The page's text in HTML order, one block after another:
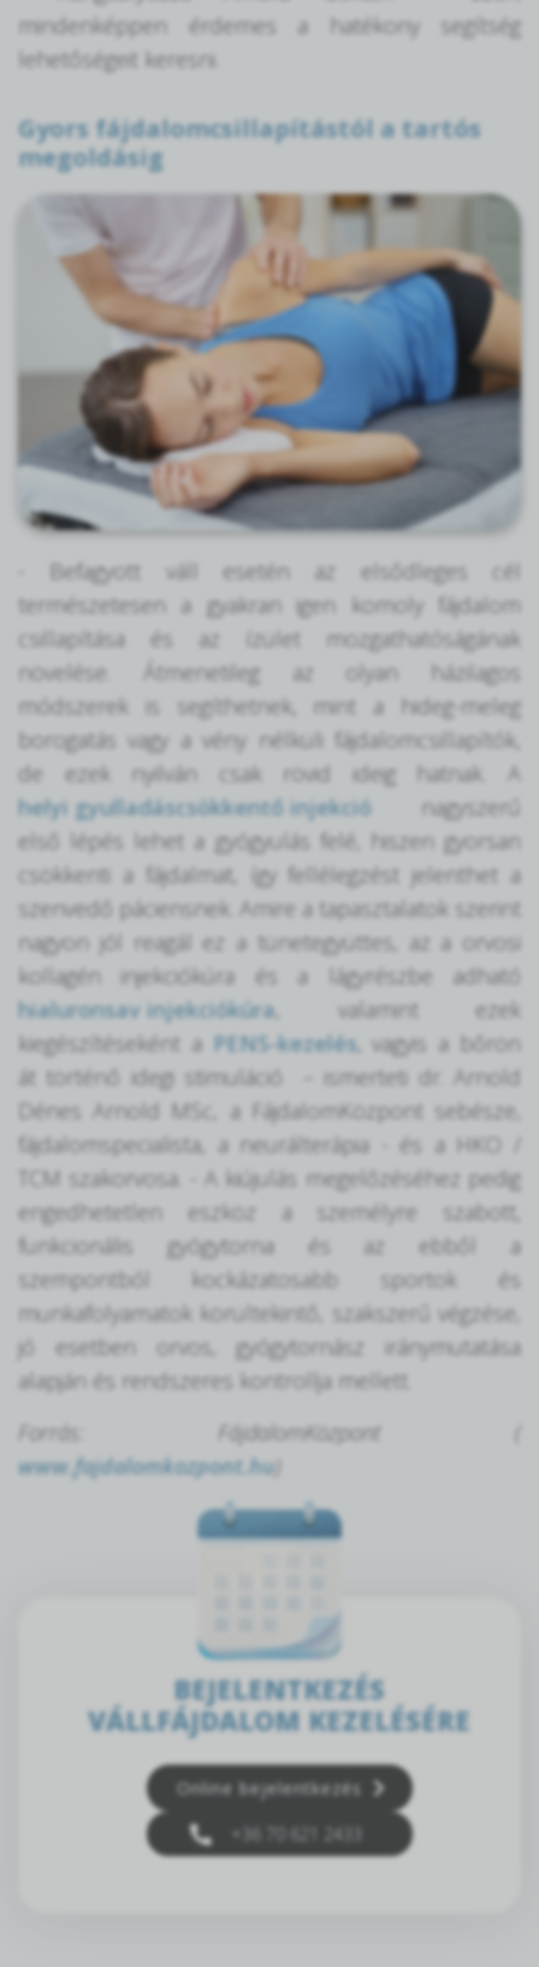
mindenképpen érdemes a hatékony segítség
lehetőségeit keresni.
Gyors fájdalomcsillapítástól a tartós
megoldásig
- Befagyott váll esetén az elsődleges cél
természetesen a gyakran igen komoly fájdalom
csillapítása és az ízület mozgathatóságának
növelése. Átmenetileg az olyan házilagos
módszerek is segíthetnek, mint a hideg-meleg
borogatás vagy a vény nélküli fájdalomcsillapítók,
de ezek nyilván csak rövid ideig hatnak. A
helyi gyulladáscsökkentő injekció nagyszerű
első lépés lehet a gyógyulás felé, hiszen gyorsan
csökkenti a fájdalmat, így fellélegzést jelenthet a
szenvedő páciensnek. Amire a tapasztalatok szerint
nagyon jól reagál ez a tünetegyüttes, az a orvosi
kollagén injekciókúra és a lágyrészbe adható
hialuronsav injekciókúra , valamint ezek
kiegészítéseként a PENS-kezelés, vagyis a bőrön
át történő idegi stimuláció – ismerteti dr. Arnold
Dénes Arnold MSc, a FájdalomKözpont sebésze,
fájdalomspecialista, a neurálterápia - és a HKO /
TCM szakorvosa. - A kiújulás megelőzéséhez pedig
engedhetetlen eszköz a személyre szabott,
funkcionális gyógytorna és az ebből a
szempontból kockázatosabb sportok és
munkafolyamatok körültekintő, szakszerű végzése,
jó esetben orvos, gyógytornász iránymutatása
alapján és rendszeres kontrollja mellett.
Forrás: FájdalomKözpont (
www.fajdalomkozpont.hu
BEJELENTKEZÉS
VÁLLFÁJDALOM KEZELÉSÉRE
Online bejelentkezés
+36 70 621 2433